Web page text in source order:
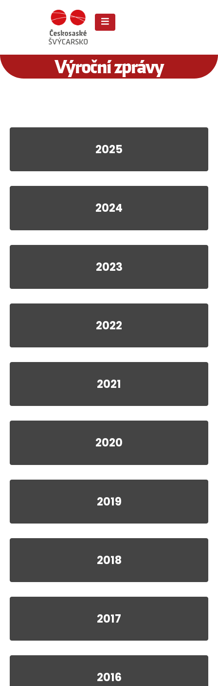
Výroční zprávy
2025
2024
2023
2022
2021
2020
2019
2018
2017
2016